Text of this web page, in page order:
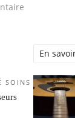
sur 10
En
SOINS